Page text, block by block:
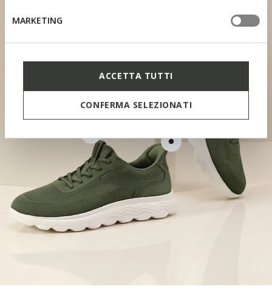
MARKETING
ACCETTA TUTTI
CONFERMA SELEZIONATI
SOFT PAD